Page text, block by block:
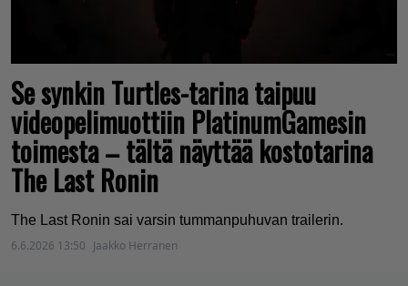
Se synkin Turtles-tarina taipuu
videopelimuottiin PlatinumGamesin
toimesta – tältä näyttää kostotarina
The Last Ronin
The Last Ronin sai varsin tummanpuhuvan trailerin.
6.6.2026 13:50 Jaakko Herranen